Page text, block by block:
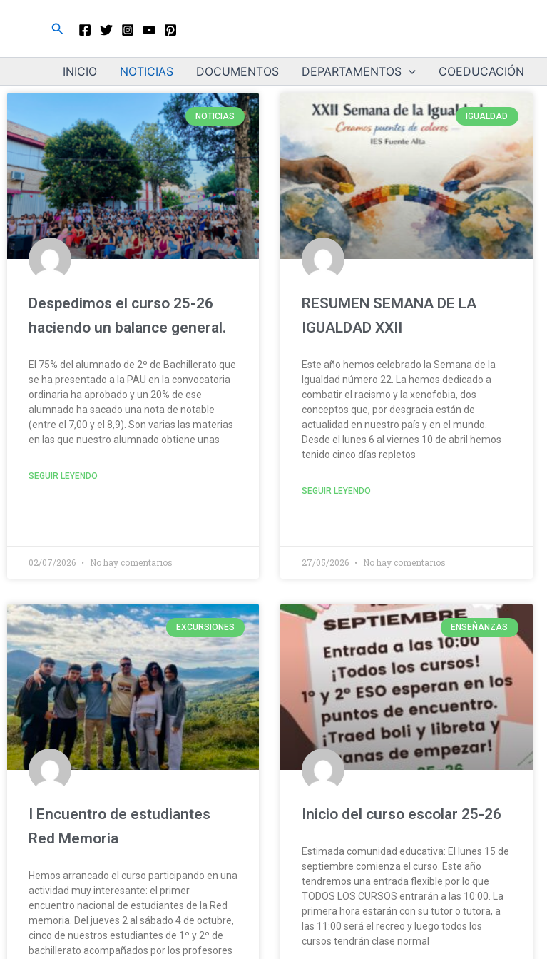
Buscar
INICIO NOTICIAS DOCUMENTOS DEPARTAMENTOS COEDUCACIÓN
NOTICIAS
Despedimos el curso 25-26
haciendo un balance general.
El 75% del alumnado de 2º de Bachillerato que
se ha presentado a la PAU en la convocatoria
ordinaria ha aprobado y un 20% de ese
alumnado ha sacado una nota de notable
(entre el 7,00 y el 8,9). Son varias las materias
en las que nuestro alumnado obtiene unas
SEGUIR LEYENDO
02/07/2026 No hay comentarios
IGUALDAD
RESUMEN SEMANA DE LA
IGUALDAD XXII
Este año hemos celebrado la Semana de la
Igualdad número 22. La hemos dedicado a
combatir el racismo y la xenofobia, dos
conceptos que, por desgracia están de
actualidad en nuestro país y en el mundo.
Desde el lunes 6 al viernes 10 de abril hemos
tenido cinco días repletos
SEGUIR LEYENDO
27/05/2026 No hay comentarios
EXCURSIONES
I Encuentro de estudiantes
Red Memoria
Hemos arrancado el curso participando en una
actividad muy interesante: el primer
encuentro nacional de estudiantes de la Red
memoria. Del jueves 2 al sábado 4 de octubre,
cinco de nuestros estudiantes de 1º y 2º de
bachillerato acompañados por los profesores
ENSEÑANZAS
Inicio del curso escolar 25-26
Estimada comunidad educativa: El lunes 15 de
septiembre comienza el curso. Este año
tendremos una entrada flexible por lo que
TODOS LOS CURSOS entrarán a las 10:00. La
primera hora estarán con su tutor o tutora, a
las 11:00 será el recreo y luego todos los
cursos tendrán clase normal